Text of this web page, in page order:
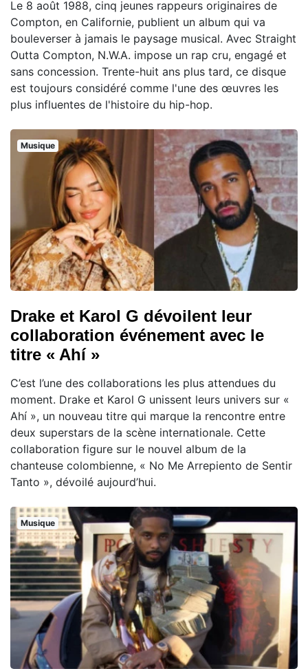
Le 8 août 1988, cinq jeunes rappeurs originaires de
Compton, en Californie, publient un album qui va
bouleverser à jamais le paysage musical. Avec Straight
Outta Compton, N.W.A. impose un rap cru, engagé et
sans concession. Trente-huit ans plus tard, ce disque
est toujours considéré comme l'une des œuvres les
plus influentes de l'histoire du hip-hop.
Musique
Drake et Karol G dévoilent leur
collaboration événement avec le
titre « Ahí »
C’est l’une des collaborations les plus attendues du
moment. Drake et Karol G unissent leurs univers sur «
Ahí », un nouveau titre qui marque la rencontre entre
deux superstars de la scène internationale. Cette
collaboration figure sur le nouvel album de la
chanteuse colombienne, « No Me Arrepiento de Sentir
Tanto », dévoilé aujourd’hui.
Musique